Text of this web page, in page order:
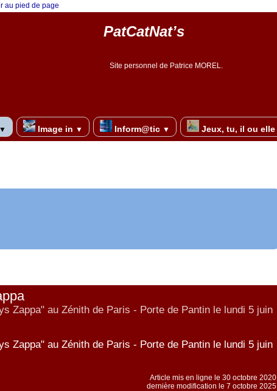
au pied de page
PatCatNat’s
Site personnel de Patrice MOREL.
▼ Image in ▼ Inform@tic ▼ Jeux, tu, il ou elle
Zappa" au Zénith de Paris - Porte de Pantin le lundi 5 juin
Zappa" au Zénith de Paris - Porte de Pantin le lundi 5 juin
Article mis en ligne le 30 octobre 2020
dernière modification le 7 octobre 2025